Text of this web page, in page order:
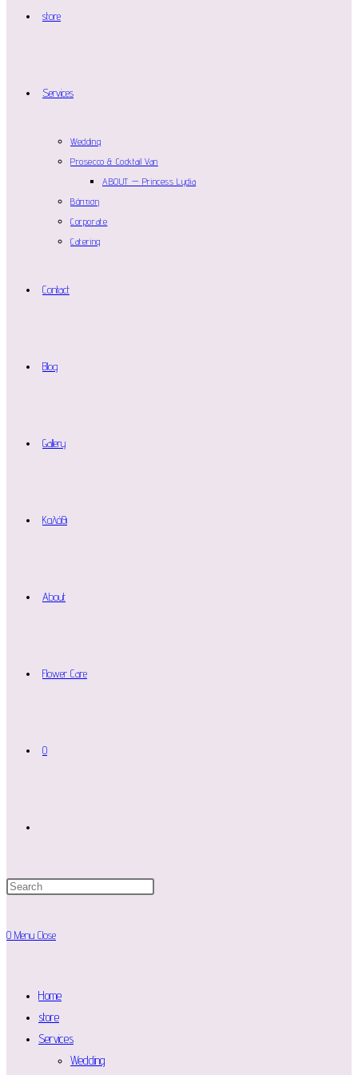
store
Services
Wedding
Prosecco & Cocktail Van
ABOUT — Princess Lydia
Βάπτιση
Corporate
Catering
Contact
Blog
Gallery
Καλάθι
About
Flower Care
0
0 Menu Close
Home
store
Services
Wedding